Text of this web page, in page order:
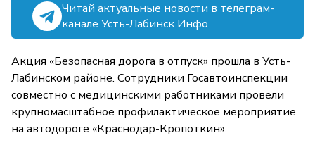
Читай актуальные новости в телеграм-
канале Усть-Лабинск Инфо
Акция «Безопасная дорога в отпуск» прошла в Усть-
Лабинском районе. Сотрудники Госавтоинспекции
совместно с медицинскими работниками провели
крупномасштабное профилактическое мероприятие
на автодороге «Краснодар-Кропоткин».